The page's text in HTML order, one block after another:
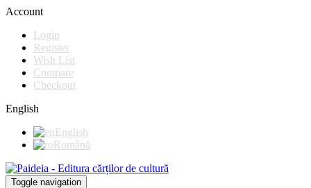
Account
Login
Register
Wish List
Compare
Checkout
English
English
Română
Toggle navigation